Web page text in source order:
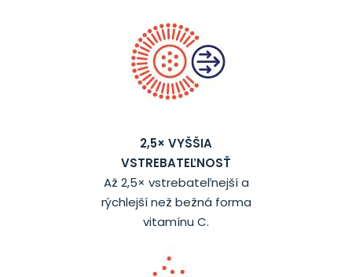
2,5× VYŠŠIA
VSTREBATEĽNOSŤ
Až 2,5× vstrebateľnejší a
rýchlejší než bežná forma
vitamínu C.